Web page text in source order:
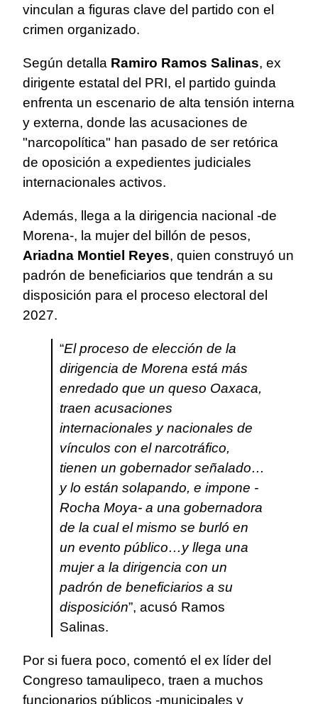
vinculan a figuras clave del partido con el
crimen organizado.
Según detalla Ramiro Ramos Salinas, ex
dirigente estatal del PRI, el partido guinda
enfrenta un escenario de alta tensión interna
y externa, donde las acusaciones de
"narcopolítica" han pasado de ser retórica
de oposición a expedientes judiciales
internacionales activos.
Además, llega a la dirigencia nacional -de
Morena-, la mujer del billón de pesos,
Ariadna Montiel Reyes, quien construyó un
padrón de beneficiarios que tendrán a su
disposición para el proceso electoral del
2027.
“El proceso de elección de la
dirigencia de Morena está más
enredado que un queso Oaxaca,
traen acusaciones
internacionales y nacionales de
vínculos con el narcotráfico,
tienen un gobernador señalado…
y lo están solapando, e impone -
Rocha Moya- a una gobernadora
de la cual el mismo se burló en
un evento público…y llega una
mujer a la dirigencia con un
padrón de beneficiarios a su
disposición”, acusó Ramos
Salinas.
Por si fuera poco, comentó el ex líder del
Congreso tamaulipeco, traen a muchos
funcionarios públicos -municipales y